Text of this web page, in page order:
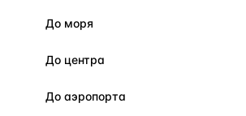
До моря
До центра
До аэропорта